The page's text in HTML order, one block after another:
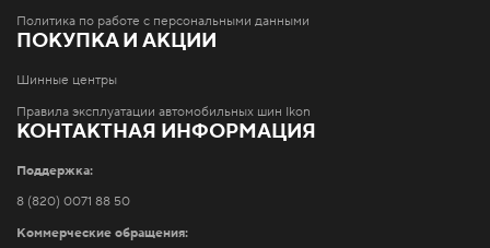
Политика по работе с персональными данными
ПОКУПКА И АКЦИИ
Шинные центры
Правила эксплуатации автомобильных шин Ikon
КОНТАКТНАЯ ИНФОРМАЦИЯ
Поддержка:
8 (820) 0071 88 50
Коммерческие обращения: